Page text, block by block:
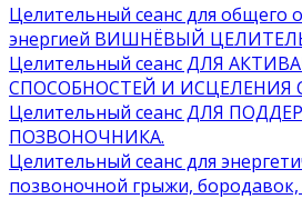
Целительный сеанс для общего
энергией ВИШНЁВЫЙ
Целительный сеанс ДЛЯ
СПОСОБНОСТЕЙ И ИСЦЕЛЕНИЯ
Целительный сеанс ДЛЯ
ПОЗВОНОЧНИКА.
Целительный сеанс для
позвоночной грыжи,